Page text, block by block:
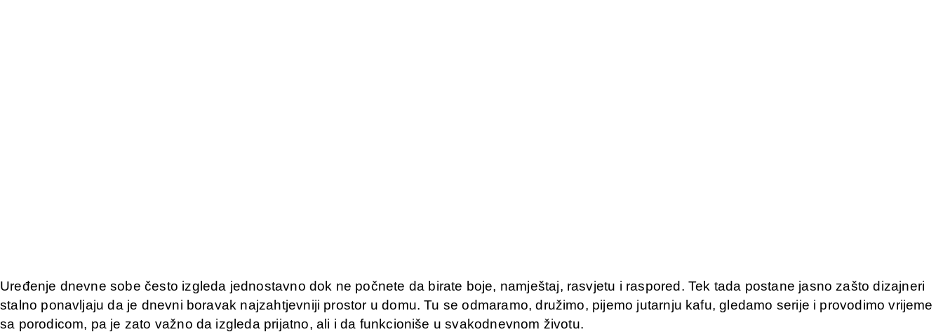
Uređenje dnevne sobe često izgleda jednostavno dok ne počnete da birate boje, namještaj, rasvjetu i raspored. Tek tada postane jasno zašto dizajneri
stalno ponavljaju da je dnevni boravak najzahtjevniji prostor u domu. Tu se odmaramo, družimo, pijemo jutarnju kafu, gledamo serije i provodimo vrijeme
sa porodicom, pa je zato važno da izgleda prijatno, ali i da funkcioniše u svakodnevnom životu.